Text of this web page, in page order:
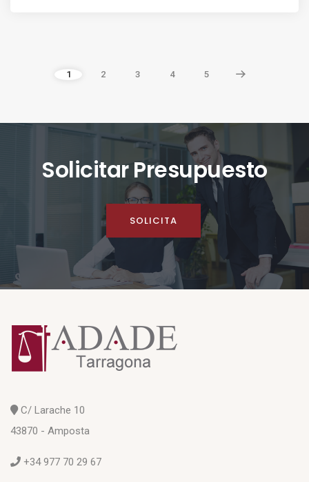
1 2 3 4 5
Solicitar Presupuesto
SOLICITA
C/ Larache 10
43870 - Amposta
+34 977 70 29 67